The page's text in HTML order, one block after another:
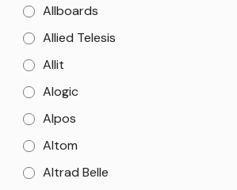
Allboards
Allied Telesis
Allit
Alogic
Alpos
Altom
Altrad Belle